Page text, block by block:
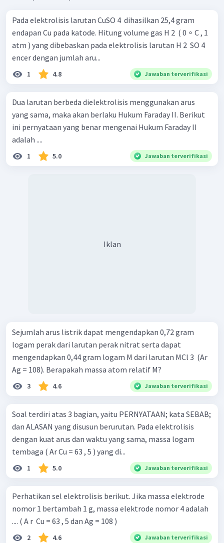
Pada elektrolisis larutan CuSO 4 ​ dihasilkan 25,4 gram
endapan Cu pada katode. Hitung volume gas H 2 ​ ( 0 ∘ C , 1
atm ) yang dibebaskan pada elektrolisis larutan H 2 ​ SO 4 ​
encer dengan jumlah aru...
1 4.8 Jawaban terverifikasi
Dua larutan berbeda dielektrolisis menggunakan arus
yang sama, maka akan berlaku Hukum Faraday II. Berikut
ini pernyataan yang benar mengenai Hukum Faraday II
adalah ....
1 5.0 Jawaban terverifikasi
Iklan
Sejumlah arus listrik dapat mengendapkan 0,72 gram
logam perak dari larutan perak nitrat serta dapat
mengendapkan 0,44 gram logam M dari larutan MCl 3 ​ (Ar
Ag = 108). Berapakah massa atom relatif M?
3 4.6 Jawaban terverifikasi
Soal terdiri atas 3 bagian, yaitu PERNYATAAN; kata SEBAB;
dan ALASAN yang disusun berurutan. Pada elektrolisis
dengan kuat arus dan waktu yang sama, massa logam
tembaga ( Ar Cu = 63 , 5 ) yang di...
1 5.0 Jawaban terverifikasi
Perhatikan sel elektrolisis berikut. Jika massa elektrode
nomor 1 bertambah 1 g, massa elektrode nomor 4 adalah
.... ( A r ​ Cu = 63 , 5 dan Ag = 108 )
2 4.6 Jawaban terverifikasi